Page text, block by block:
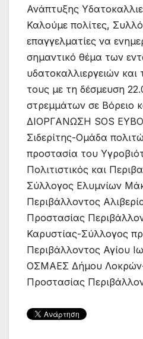
Ανάπτυξης
Καλούμε πολίτες,
επαγγελματίες να
σημαντικό θέμα των
υδατοκαλλιεργειών
τους με τη δέσμευση
στρεμμάτων σε Βόρειο
ΔΙΟΡΓΑΝΩΣΗ SOS
Σιδερίτης-Ομάδα
προστασία του
Πολιτιστικός και
Σύλλογος Ελυμνίων
Περιβάλλοντος
Προστασίας
Καρυστίας-Σύλλογος
Περιβάλλοντος Αγίου
ΟΣΜΑΕΣ Δήμου
Προστασίας